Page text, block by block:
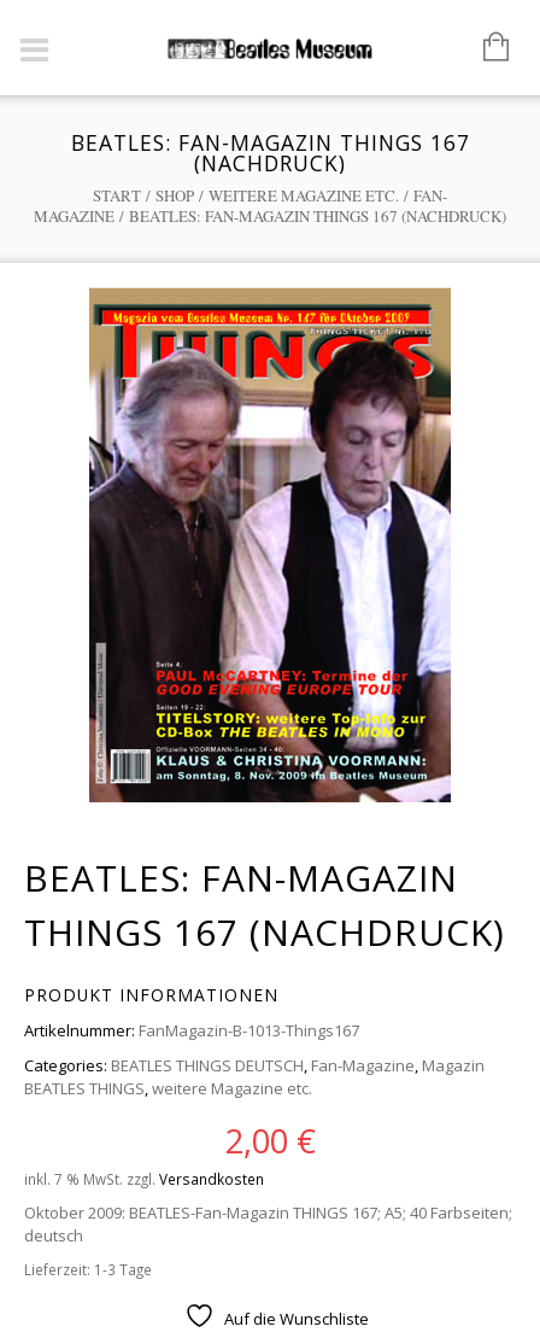
BEATLES: FAN-MAGAZIN THINGS 167
(NACHDRUCK)
START / SHOP / WEITERE MAGAZINE ETC. / FAN-
MAGAZINE / BEATLES: FAN-MAGAZIN THINGS 167 (NACHDRUCK)
BEATLES: FAN-MAGAZIN
THINGS 167 (NACHDRUCK)
PRODUKT INFORMATIONEN
Artikelnummer: FanMagazin-B-1013-Things167
Categories: BEATLES THINGS DEUTSCH, Fan-Magazine, Magazin
BEATLES THINGS,weitere Magazine etc.
2,00 €
inkl. 7 % MwSt. zzgl. Versandkosten
Oktober 2009: BEATLES-Fan-Magazin THINGS 167; A5; 40 Farbseiten;
deutsch
Lieferzeit: 1-3 Tage
Auf die Wunschliste